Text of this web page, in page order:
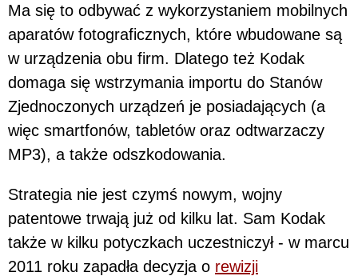
Ma się to odbywać z wykorzystaniem mobilnych
aparatów fotograficznych, które wbudowane są
w urządzenia obu firm. Dlatego też Kodak
domaga się wstrzymania importu do Stanów
Zjednoczonych urządzeń je posiadających (a
więc smartfonów, tabletów oraz odtwarzaczy
MP3), a także odszkodowania.
Strategia nie jest czymś nowym, wojny
patentowe trwają już od kilku lat. Sam Kodak
także w kilku potyczkach uczestniczył - w marcu
2011 roku zapadła decyzja o rewizji